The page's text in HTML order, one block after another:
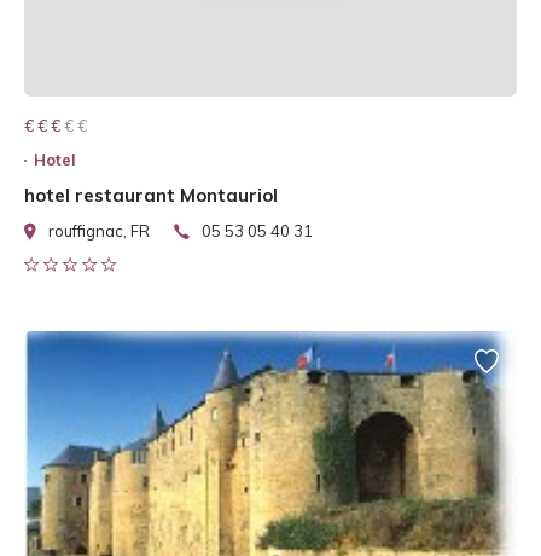
€ € € € €
€ € €
Hotel
hotel restaurant Montauriol
rouffignac, FR 05 53 05 40 31